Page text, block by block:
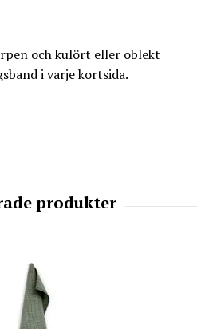
och kulört eller oblekt
i varje kortsida.